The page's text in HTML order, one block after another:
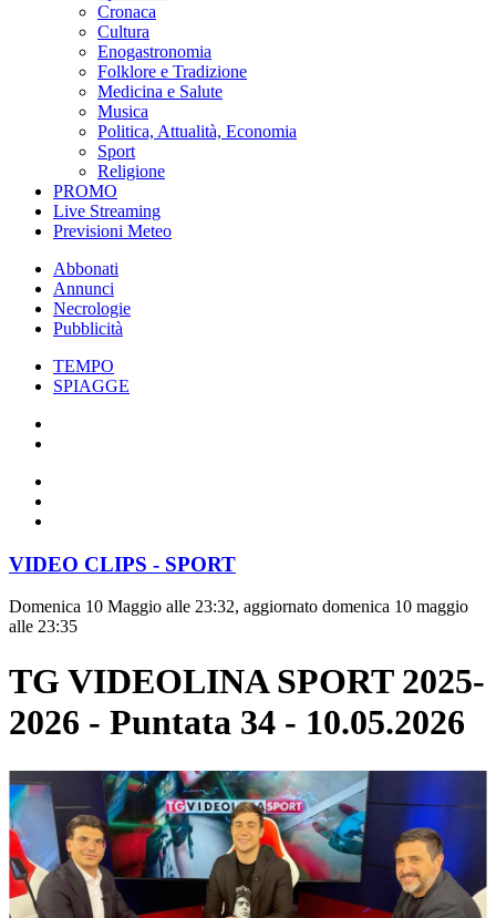
Cronaca
Cultura
Enogastronomia
Folklore e Tradizione
Medicina e Salute
Musica
Politica, Attualità, Economia
Sport
Religione
PROMO
Live Streaming
Previsioni Meteo
Abbonati
Annunci
Necrologie
Pubblicità
TEMPO
SPIAGGE
VIDEO CLIPS - SPORT
Domenica 10 Maggio alle 23:32, aggiornato domenica 10 maggio
alle 23:35
TG VIDEOLINA SPORT 2025-
2026 - Puntata 34 - 10.05.2026